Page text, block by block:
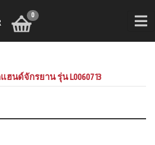
0
แฮนด์จักรยาน รุ่น L0060713